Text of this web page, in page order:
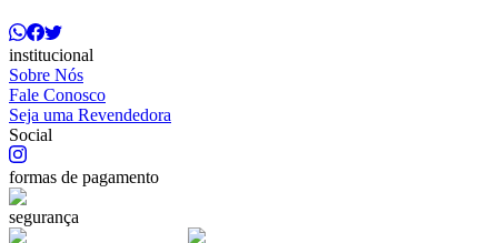
institucional
Sobre Nós
Fale Conosco
Seja uma Revendedora
Social
formas de pagamento
segurança